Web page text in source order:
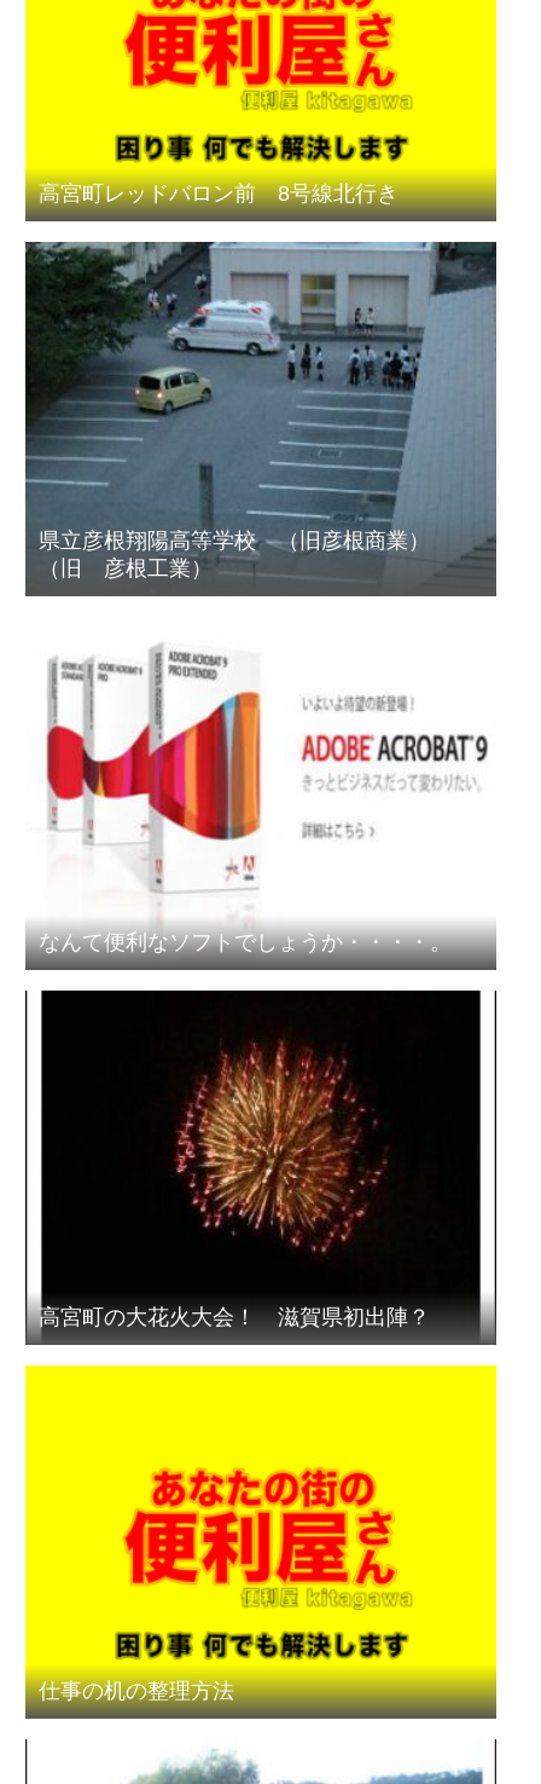
高宮町レッドバロン前 8号線北行き
県立彦根翔陽高等学校 （旧彦根商業）
（旧 彦根工業）
なんて便利なソフトでしょうか・・・・。
高宮町の大花火大会！ 滋賀県初出陣？
仕事の机の整理方法